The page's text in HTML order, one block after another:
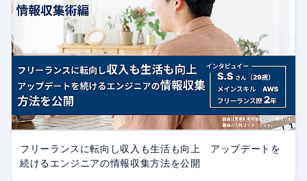
フリーランスに転向し収入も生活も向上 アップデートを
続けるエンジニアの情報収集方法を公開